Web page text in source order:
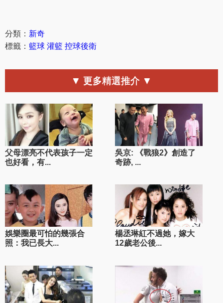
分類： 新奇
標籤： 籃球 灌籃 控球後衛
▼ 更多精選推介 ▼
父母漂亮不代表孩子一定
也好看，有...
吳京: 《戰狼2》創造了
奇跡, ...
娛樂圈最可怕的幾張合
照：我已長大...
楊丞琳紅不過她，嫁大
12歲老公後...